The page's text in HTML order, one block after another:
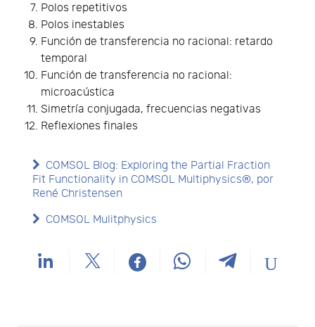
Polos repetitivos
Polos inestables
Función de transferencia no racional: retardo
temporal
Función de transferencia no racional:
microacústica
Simetría conjugada, frecuencias negativas
Reflexiones finales
COMSOL Blog: Exploring the Partial Fraction
Fit Functionality in COMSOL Multiphysics®, por
René Christensen
COMSOL Mulitphysics